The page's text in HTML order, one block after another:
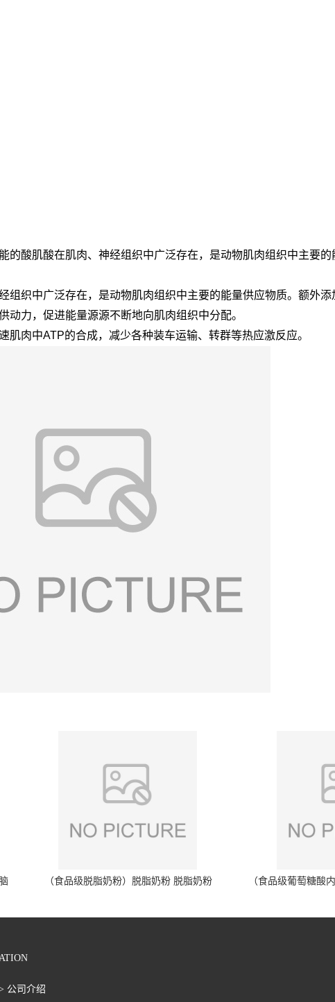
酸肌酸在肌肉、神经组织中广泛存在，是动物肌肉组织中主要的
织中广泛存在，是动物肌肉组织中主要的能量供应物质。额外
力，促进能量源源不断地向肌肉组织中分配。
肉中ATP的合成，减少各种装车运输、转群等热应激反应。
（食品级脱脂奶粉）脱脂奶粉 脱脂奶粉
（食品级葡萄糖酸
公司介绍